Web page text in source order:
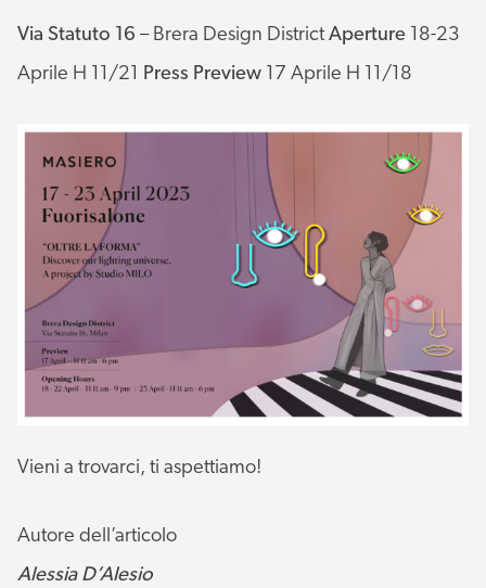
Via Statuto 16 – Brera Design District Aperture 18-23
Aprile H 11/21
Press Preview 17 Aprile H 11/18
Vieni a trovarci, ti aspettiamo!
Autore dell’articolo
Alessia D’Alesio